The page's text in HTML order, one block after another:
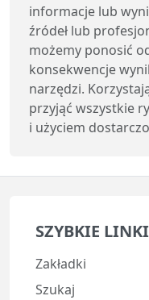
informacje lub
źródeł lub
możemy ponosić
konsekwencje
narzędzi.
przyjąć wszystkie
i użyciem
SZYBKIE LINKI
Zakładki
Szukaj